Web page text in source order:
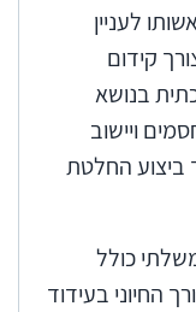
לעניין
קידום
בנושא
ויישוב
ביצוע החלטת
כולל
החיוני בעידוד